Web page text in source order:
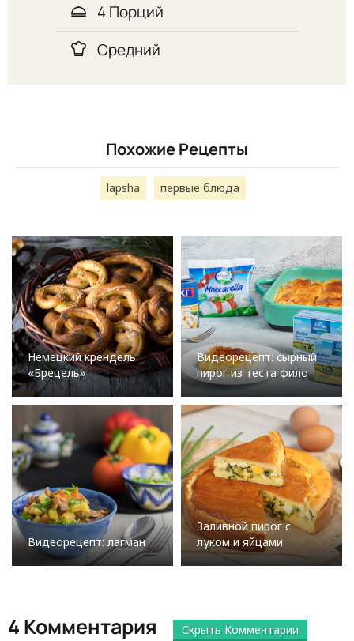
4 Порций
Средний
Похожие Рецепты
lapsha первые блюда
Немецкий крендель
«Брецель»
Видеорецепт: сырный
пирог из теста фило
Видеорецепт: лагман
Заливной пирог с
луком и яйцами
4 Комментария Скрыть Комментарии